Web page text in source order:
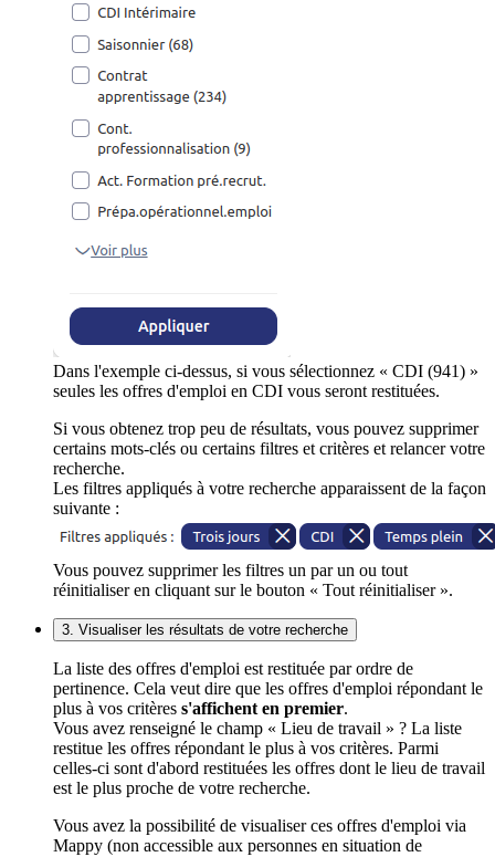
Dans l'exemple ci-dessus, si vous sélectionnez « CDI (941) »
seules les offres d'emploi en CDI vous seront restituées.
Si vous obtenez trop peu de résultats, vous pouvez supprimer
certains mots-clés ou certains filtres et critères et relancer votre
recherche.
Les filtres appliqués à votre recherche apparaissent de la façon
suivante :
Vous pouvez supprimer les filtres un par un ou tout
réinitialiser en cliquant sur le bouton « Tout réinitialiser ».
3. Visualiser les résultats de votre recherche
La liste des offres d'emploi est restituée par ordre de
pertinence. Cela veut dire que les offres d'emploi répondant le
plus à vos critères s'affichent en premier.
Vous avez renseigné le champ « Lieu de travail » ? La liste
restitue les offres répondant le plus à vos critères. Parmi
celles-ci sont d'abord restituées les offres dont le lieu de travail
est le plus proche de votre recherche.
Vous avez la possibilité de visualiser ces offres d'emploi via
Mappy (non accessible aux personnes en situation de